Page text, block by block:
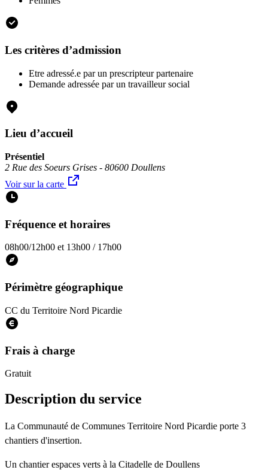
Les critères d’admission
Etre adressé.e par un prescripteur partenaire
Demande adressée par un travailleur social
Lieu d’accueil
Présentiel
2 Rue des Soeurs Grises - 80600 Doullens
Voir sur la carte
Fréquence et horaires
08h00/12h00 et 13h00 / 17h00
Périmètre géographique
CC du Territoire Nord Picardie
Frais à charge
Gratuit
Description du service
La Communauté de Communes Territoire Nord Picardie porte 3
chantiers d'insertion.
Un chantier espaces verts à la Citadelle de Doullens